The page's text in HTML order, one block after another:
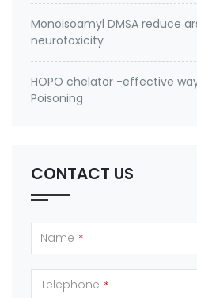
Monoisoamyl DMSA reduce
neurotoxicity
HOPO chelator -effective
Poisoning
CONTACT US
Name *
Telephone *